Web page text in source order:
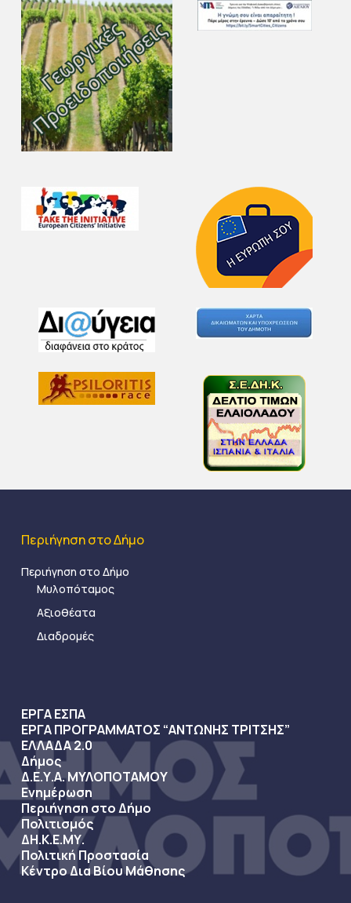
Περιήγηση στο Δήμο
Περιήγηση στο Δήμο
Μυλοπόταμος
Αξιοθέατα
Διαδρομές
ΕΡΓΑ ΕΣΠΑ
ΕΡΓΑ ΠΡΟΓΡΑΜΜΑΤΟΣ “ΑΝΤΩΝΗΣ ΤΡΙΤΣΗΣ”
ΕΛΛΑΔΑ 2.0
Δήμος
Δ.Ε.Υ.Α. ΜΥΛΟΠΟΤΑΜΟΥ
Ενημέρωση
Περιήγηση στο Δήμο
Πολιτισμός
ΔΗ.Κ.Ε.ΜΥ.
Πολιτική Προστασία
Κέντρο Δια Βίου Μάθησης